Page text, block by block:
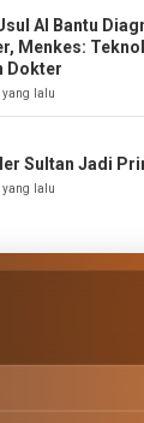
AI Bantu
Menkes:
Dokter
lalu
Sultan Jadi
lalu